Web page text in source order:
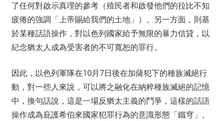
了任何對啟示真理的參考（殖民者和啟發他們的拉比不知
疲倦的強調「上帝賜給我們的土地」）。另一方面，則基
於某種話語操作，對以色列國家給予無限的暴力信貸，以
紀念猶太人成為受害者的不可寬恕的罪行。
因此，以色列軍隊在10月7日後在加薩犯下的種族滅絕行
動，對一些人來說，可以將之融化在納粹種族滅絕的記憶
中，換句話說，這是一場反猶太主義的鬥爭，這樣的話語
操作成為庇護希伯來國家犯罪行為的意識形態「鐵穹」。